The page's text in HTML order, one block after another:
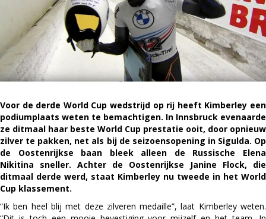
Voor de derde World Cup wedstrijd op rij heeft Kimberley een
podiumplaats weten te bemachtigen. In Innsbruck evenaarde
ze ditmaal haar beste World Cup prestatie ooit, door opnieuw
zilver te pakken, net als bij de seizoensopening in Sigulda. Op
de Oostenrijkse baan bleek alleen de Russische Elena
Nikitina sneller. Achter de Oostenrijkse Janine Flock, die
ditmaal derde werd, staat Kimberley nu tweede in het World
Cup klassement.
“Ik ben heel blij met deze zilveren medaille”, laat Kimberley weten.